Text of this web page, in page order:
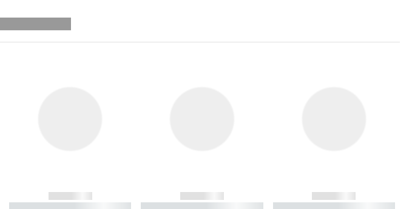
------------
----------- ----------- ----------
------------
----------- ----------- ----------
------------
----------- ----------- ----------